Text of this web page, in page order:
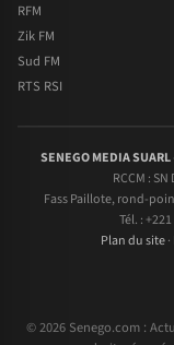
RFM
Zik FM
Sud FM
RTS RSI
SENEGO MEDIA SUARL
RCCM :
Fass Paillote, rond-
Tél. : +221
Plan du site·
© 2026 Senego.com :